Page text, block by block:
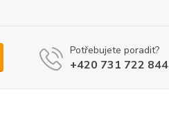
Potřebujete poradit?
+420 731 722 844